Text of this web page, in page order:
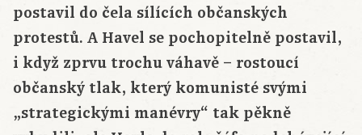
postavil do čela sílících občanských
protestů. A Havel se pochopitelně postavil,
i když zprvu trochu váhavě – rostoucí
občanský tlak, který komunisté svými
„strategickými manévry“ tak pěkně